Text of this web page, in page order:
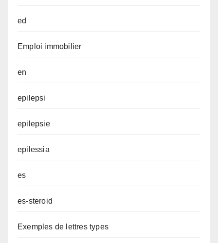
ed
Emploi immobilier
en
epilepsi
epilepsie
epilessia
es
es-steroid
Exemples de lettres types